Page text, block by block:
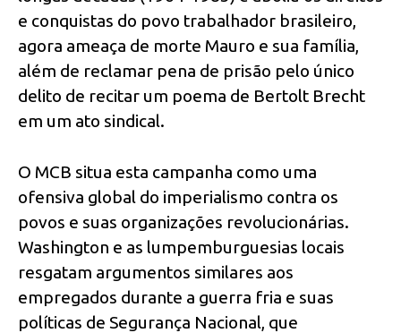
e conquistas do povo trabalhador brasileiro,
agora ameaça de morte Mauro e sua família,
além de reclamar pena de prisão pelo único
delito de recitar um poema de Bertolt Brecht
em um ato sindical.
O MCB situa esta campanha como uma
ofensiva global do imperialismo contra os
povos e suas organizações revolucionárias.
Washington e as lumpemburguesias locais
resgatam argumentos similares aos
empregados durante a guerra fria e suas
políticas de Segurança Nacional, que